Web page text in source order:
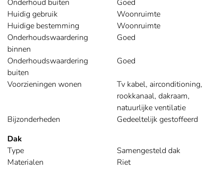
Onderhoud buiten
Goed
Huidig gebruik
Woonruimte
Huidige bestemming
Woonruimte
Onderhoudswaardering
binnen
Goed
Onderhoudswaardering
buiten
Goed
Voorzieningen wonen
Tv kabel, airconditioning,
rookkanaal, dakraam,
natuurlijke ventilatie
Bijzonderheden
Gedeeltelijk gestoffeerd
Dak
Type
Samengesteld dak
Materialen
Riet